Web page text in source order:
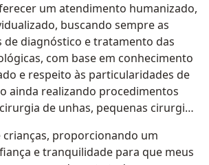
um atendimento humanizado,
buscando sempre as
de diagnóstico e tratamento das
com base em conhecimento
e respeito às particularidades de
ainda realizando procedimentos
de unhas, pequenas cirurgias
proporcionando um
e tranquilidade para que meus